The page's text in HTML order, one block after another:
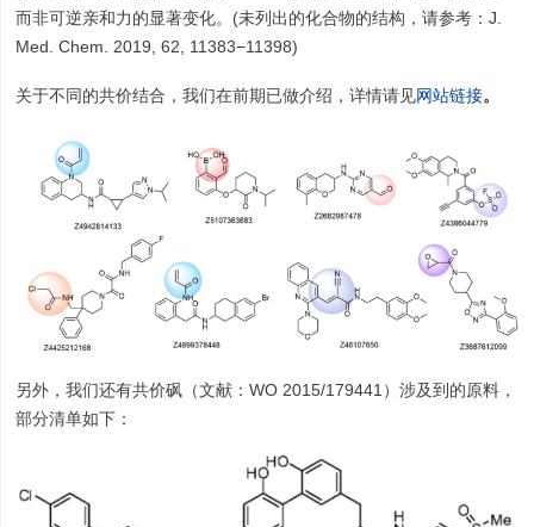
而非可逆亲和力的显著变化。(未列出的化合物的结构，请参考：J.
Med. Chem. 2019, 62, 11383−11398)
关于不同的共价结合，我们在前期已做介绍，详情请见网站链接。
另外，我们还有共价砜（文献：WO 2015/179441）涉及到的原料，
部分清单如下：